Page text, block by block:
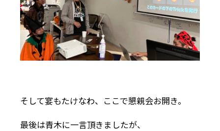
そして宴もたけなわ、ここで懇親会お開き。
最後は青木に一言頂きましたが、